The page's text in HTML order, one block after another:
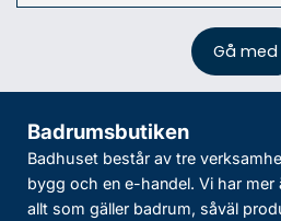
Badrumsbutiken
Badhuset består av tre
bygg och en e-handel. Vi har mer
allt som gäller badrum, såväl